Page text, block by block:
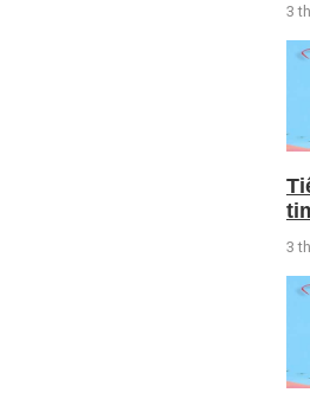
3
3